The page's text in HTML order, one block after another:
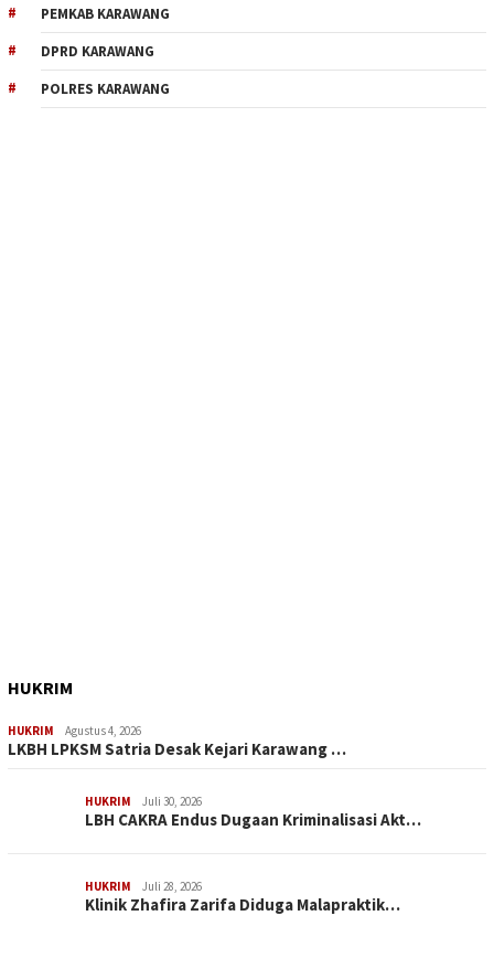
PEMKAB KARAWANG
DPRD KARAWANG
POLRES KARAWANG
HUKRIM
HUKRIM Agustus 4, 2026
LKBH LPKSM Satria Desak Kejari Karawang …
HUKRIM Juli 30, 2026
LBH CAKRA Endus Dugaan Kriminalisasi Akt…
HUKRIM Juli 28, 2026
Klinik Zhafira Zarifa Diduga Malapraktik…